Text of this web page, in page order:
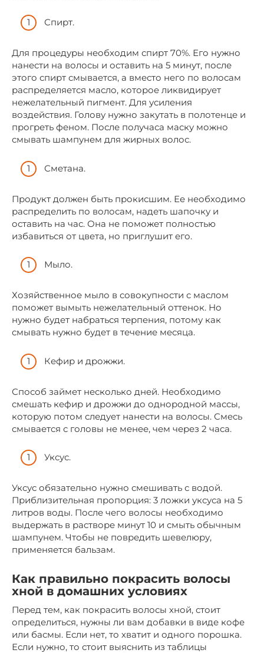
Спирт.
Для процедуры необходим спирт 70%. Его нужно
нанести на волосы и оставить на 5 минут, после
этого спирт смывается, а вместо него по волосам
распределяется масло, которое ликвидирует
нежелательный пигмент. Для усиления
воздействия. Голову нужно закутать в полотенце и
прогреть феном. После получаса маску можно
смывать шампунем для жирных волос.
Сметана.
Продукт должен быть прокисшим. Ее необходимо
распределить по волосам, надеть шапочку и
оставить на час. Она не поможет полностью
избавиться от цвета, но приглушит его.
Мыло.
Хозяйственное мыло в совокупности с маслом
поможет вымыть нежелательный оттенок. Но
нужно будет набраться терпения, потому как
смывать нужно будет в течение месяца.
Кефир и дрожжи.
Способ займет несколько дней. Необходимо
смешать кефир и дрожжи до однородной массы,
которую потом следует нанести на волосы. Смесь
смывается с головы не менее, чем через 2 часа.
Уксус.
Уксус обязательно нужно смешивать с водой.
Приблизительная пропорция: 3 ложки уксуса на 5
литров воды. После чего волосы необходимо
выдержать в растворе минут 10 и смыть обычным
шампунем. Чтобы не повредить шевелюру,
применяется бальзам.
Как правильно покрасить волосы
хной в домашних условиях
Перед тем, как покрасить волосы хной, стоит
определиться, нужны ли вам добавки в виде кофе
или басмы. Если нет, то хватит и одного порошка.
Если нужно, то стоит выяснить из таблицы